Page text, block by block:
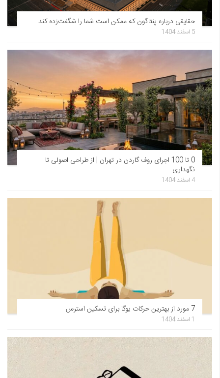
حقایقی درباره پنتاگون که ممکن است شما را شگفت‌زده کند
5 اسفند 1404
0 تا 100 اجرای روف گاردن در تهران | از طراحی اصولی تا
نگهداری
4 اسفند 1404
7 مورد از بهترین حرکات یوگا برای تسکین استرس
1 اسفند 1404